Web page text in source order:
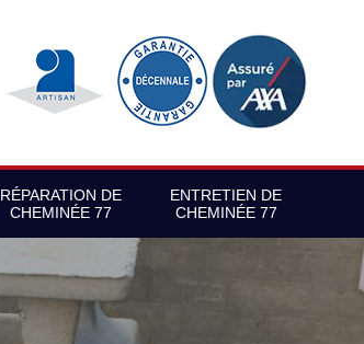
RÉPARATION DE
CHEMINÉE 77
ENTRETIEN DE
CHEMINÉE 77